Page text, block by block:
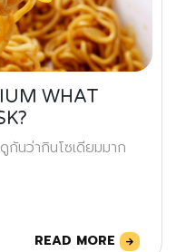
WHAT
นว่ากินโซเดียมมาก
READ MORE